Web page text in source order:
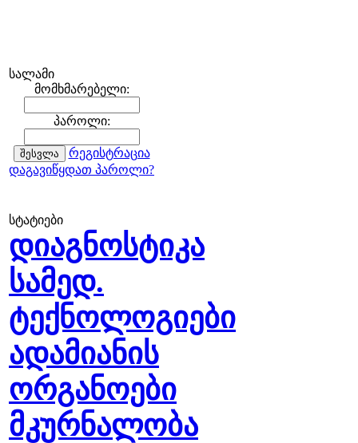
სალამი
მომხმარებელი:
პაროლი:
რეგისტრაცია
დაგავიწყდათ პაროლი?
სტატიები
დიაგნოსტიკა
სამედ.
ტექნოლოგიები
ადამიანის
ორგანოები
მკურნალობა